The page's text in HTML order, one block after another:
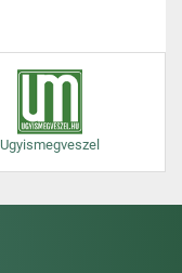
Ugyismegveszel